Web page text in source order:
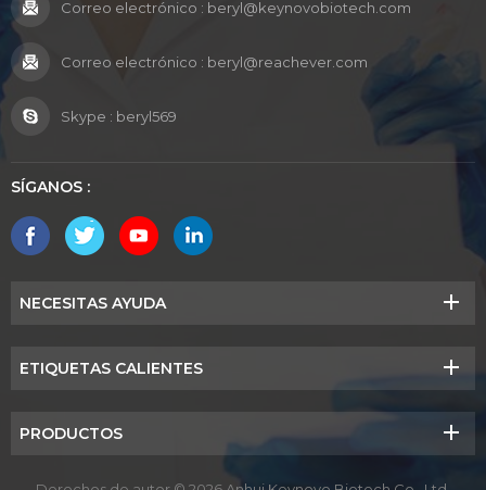
Correo electrónico : beryl@keynovobiotech.com
Correo electrónico : beryl@reachever.com
Skype : beryl569
SÍGANOS :
NECESITAS AYUDA
ETIQUETAS CALIENTES
PRODUCTOS